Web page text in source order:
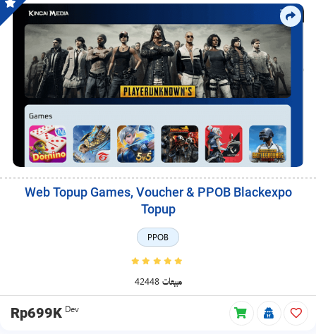
Web Topup Games, Voucher & PPOB Blackexpo
Topup
PPOB
42448 مبيعات
Rp699K Dev